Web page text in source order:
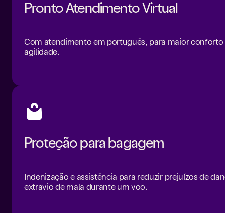
Pronto Atendimento Virtual
Com atendimento em português, para maior conforto
agilidade.
Proteção para bagagem
Indenização e assistência para reduzir prejuízos de
extravio de mala durante um voo.